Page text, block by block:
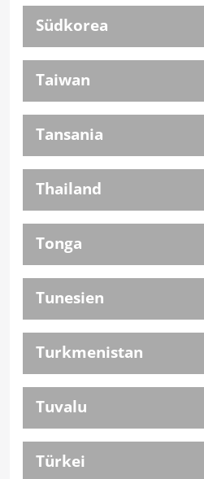
Südkorea
Taiwan
Tansania
Thailand
Tonga
Tunesien
Turkmenistan
Tuvalu
Türkei